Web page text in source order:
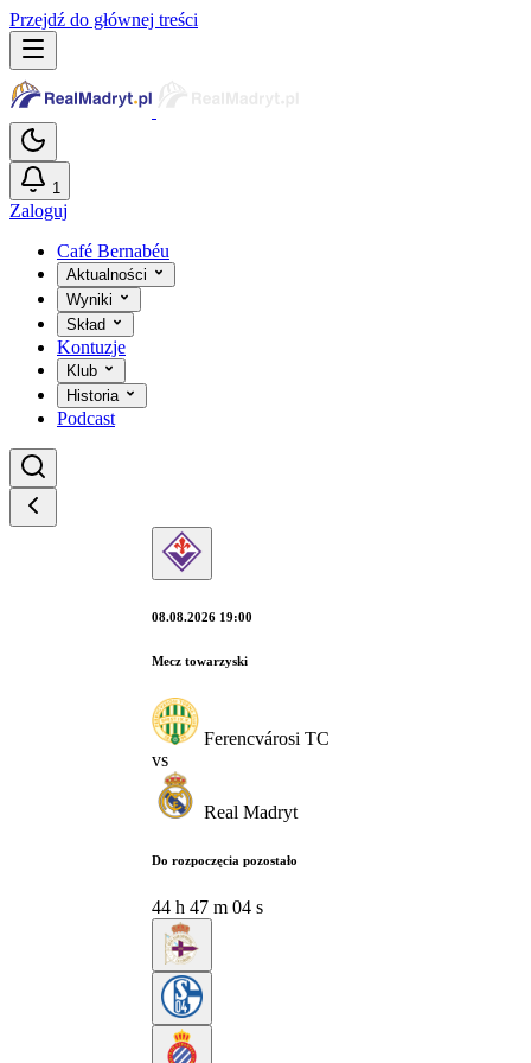
Przejdź do głównej treści
1
Zaloguj
Café Bernabéu
Aktualności
Wyniki
Skład
Kontuzje
Klub
Historia
Podcast
08.08.2026 19:00
Mecz towarzyski
Ferencvárosi TC
vs
Real Madryt
Do rozpoczęcia pozostało
44 h 47 m 03 s